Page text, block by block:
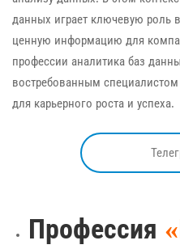
данных играет ключевую роль
ценную информацию для
профессии аналитика баз
востребованным
для карьерного роста и успеха.
Профессия